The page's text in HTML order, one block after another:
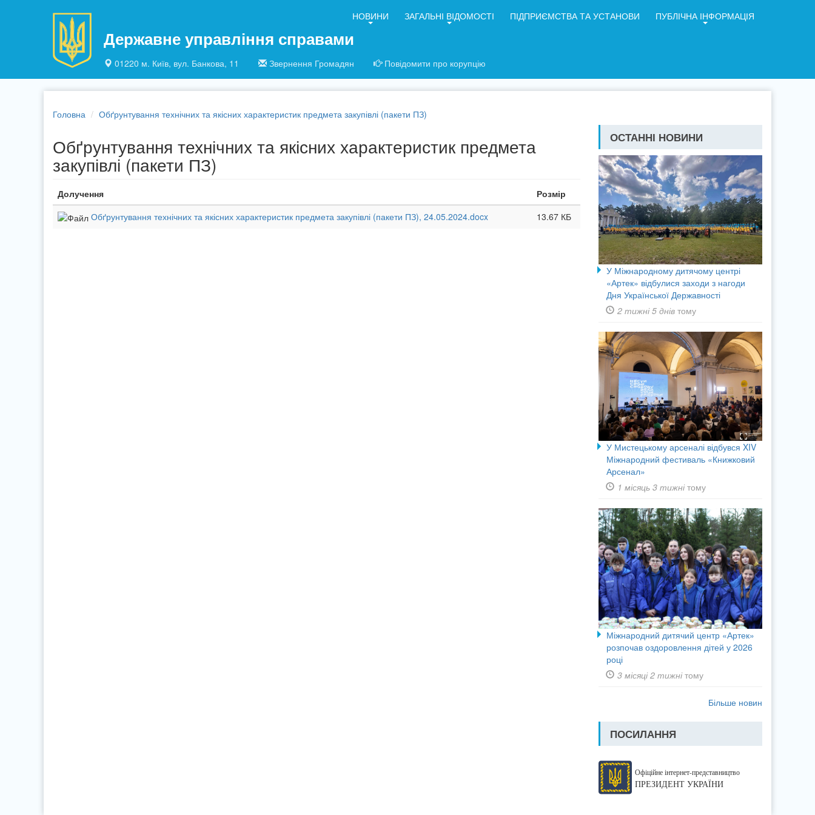
Державне управління справами
01220 м. Київ, вул. Банкова, 11 Звернення Громадян Повідомити про корупцію
НОВИНИ ЗАГАЛЬНІ ВІДОМОСТІ ПІДПРИЄМСТВА ТА УСТАНОВИ ПУБЛІЧНА ІНФОРМАЦІЯ
Головна Обґрунтування технічних та якісних характеристик предмета закупівлі (пакети ПЗ)
Обґрунтування технічних та якісних характеристик предмета
закупівлі (пакети ПЗ)
Долучення
Розмір
Обґрунтування технічних та якісних характеристик предмета закупівлі (пакети ПЗ), 24.05.2024.docx
13.67 КБ
ОСТАННІ НОВИНИ
У Міжнародному дитячому центрі
«Артек» відбулися заходи з нагоди
Дня Української Державності
2 тижні 5 днів тому
У Мистецькому арсеналі відбувся XIV
Міжнародний фестиваль «Книжковий
Арсенал»
1 місяць 3 тижнітому
Міжнародний дитячий центр «Артек»
розпочав оздоровлення дітей у 2026
році
3 місяці 2 тижнітому
Більше новин
ПОСИЛАННЯ
Офіційне інтернет-представництво
ПРЕЗИДЕНТ УКРАЇНИ